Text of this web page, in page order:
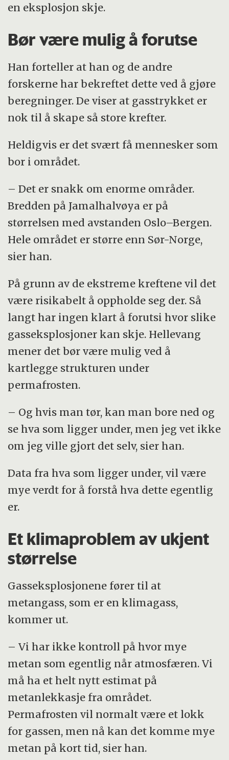
en eksplosjon skje.
Bør være mulig å forutse
Han forteller at han og de andre
forskerne har bekreftet dette ved å gjøre
beregninger. De viser at gasstrykket er
nok til å skape så store krefter.
Heldigvis er det svært få mennesker som
bor i området.
– Det er snakk om enorme områder.
Bredden på Jamalhalvøya er på
størrelsen med avstanden Oslo–Bergen.
Hele området er større enn Sør-Norge,
sier han.
På grunn av de ekstreme kreftene vil det
være risikabelt å oppholde seg der. Så
langt har ingen klart å forutsi hvor slike
gasseksplosjoner kan skje. Hellevang
mener det bør være mulig ved å
kartlegge strukturen under
permafrosten.
– Og hvis man tør, kan man bore ned og
se hva som ligger under, men jeg vet ikke
om jeg ville gjort det selv, sier han.
Data fra hva som ligger under, vil være
mye verdt for å forstå hva dette egentlig
er.
Et klimaproblem av ukjent
størrelse
Gasseksplosjonene fører til at
metangass, som er en klimagass,
kommer ut.
– Vi har ikke kontroll på hvor mye
metan som egentlig når atmosfæren. Vi
må ha et helt nytt estimat på
metanlekkasje fra området.
Permafrosten vil normalt være et lokk
for gassen, men nå kan det komme mye
metan på kort tid, sier han.